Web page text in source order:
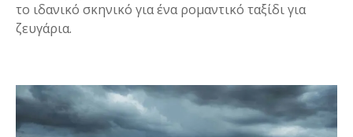
το ιδανικό σκηνικό για ένα ρομαντικό ταξίδι για
ζευγάρια.